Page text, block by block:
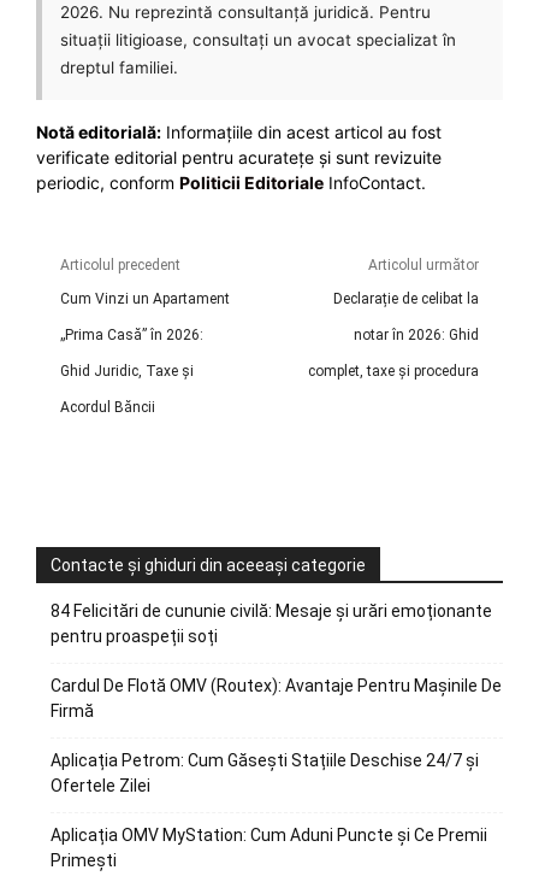
2026. Nu reprezintă consultanță juridică. Pentru
situații litigioase, consultați un avocat specializat în
dreptul familiei.
Notă editorială: Informațiile din acest articol au fost
verificate editorial pentru acuratețe și sunt revizuite
periodic, conform Politicii Editoriale InfoContact.
Articolul precedent
Cum Vinzi un Apartament
„Prima Casă” în 2026:
Ghid Juridic, Taxe și
Acordul Băncii
Articolul următor
Declarație de celibat la
notar în 2026: Ghid
complet, taxe și procedura
Contacte și ghiduri din aceeași categorie
84 Felicitări de cununie civilă: Mesaje și urări emoționante
pentru proaspeții soți
Cardul De Flotă OMV (Routex): Avantaje Pentru Mașinile De
Firmă
Aplicația Petrom: Cum Găsești Stațiile Deschise 24/7 și
Ofertele Zilei
Aplicația OMV MyStation: Cum Aduni Puncte și Ce Premii
Primești